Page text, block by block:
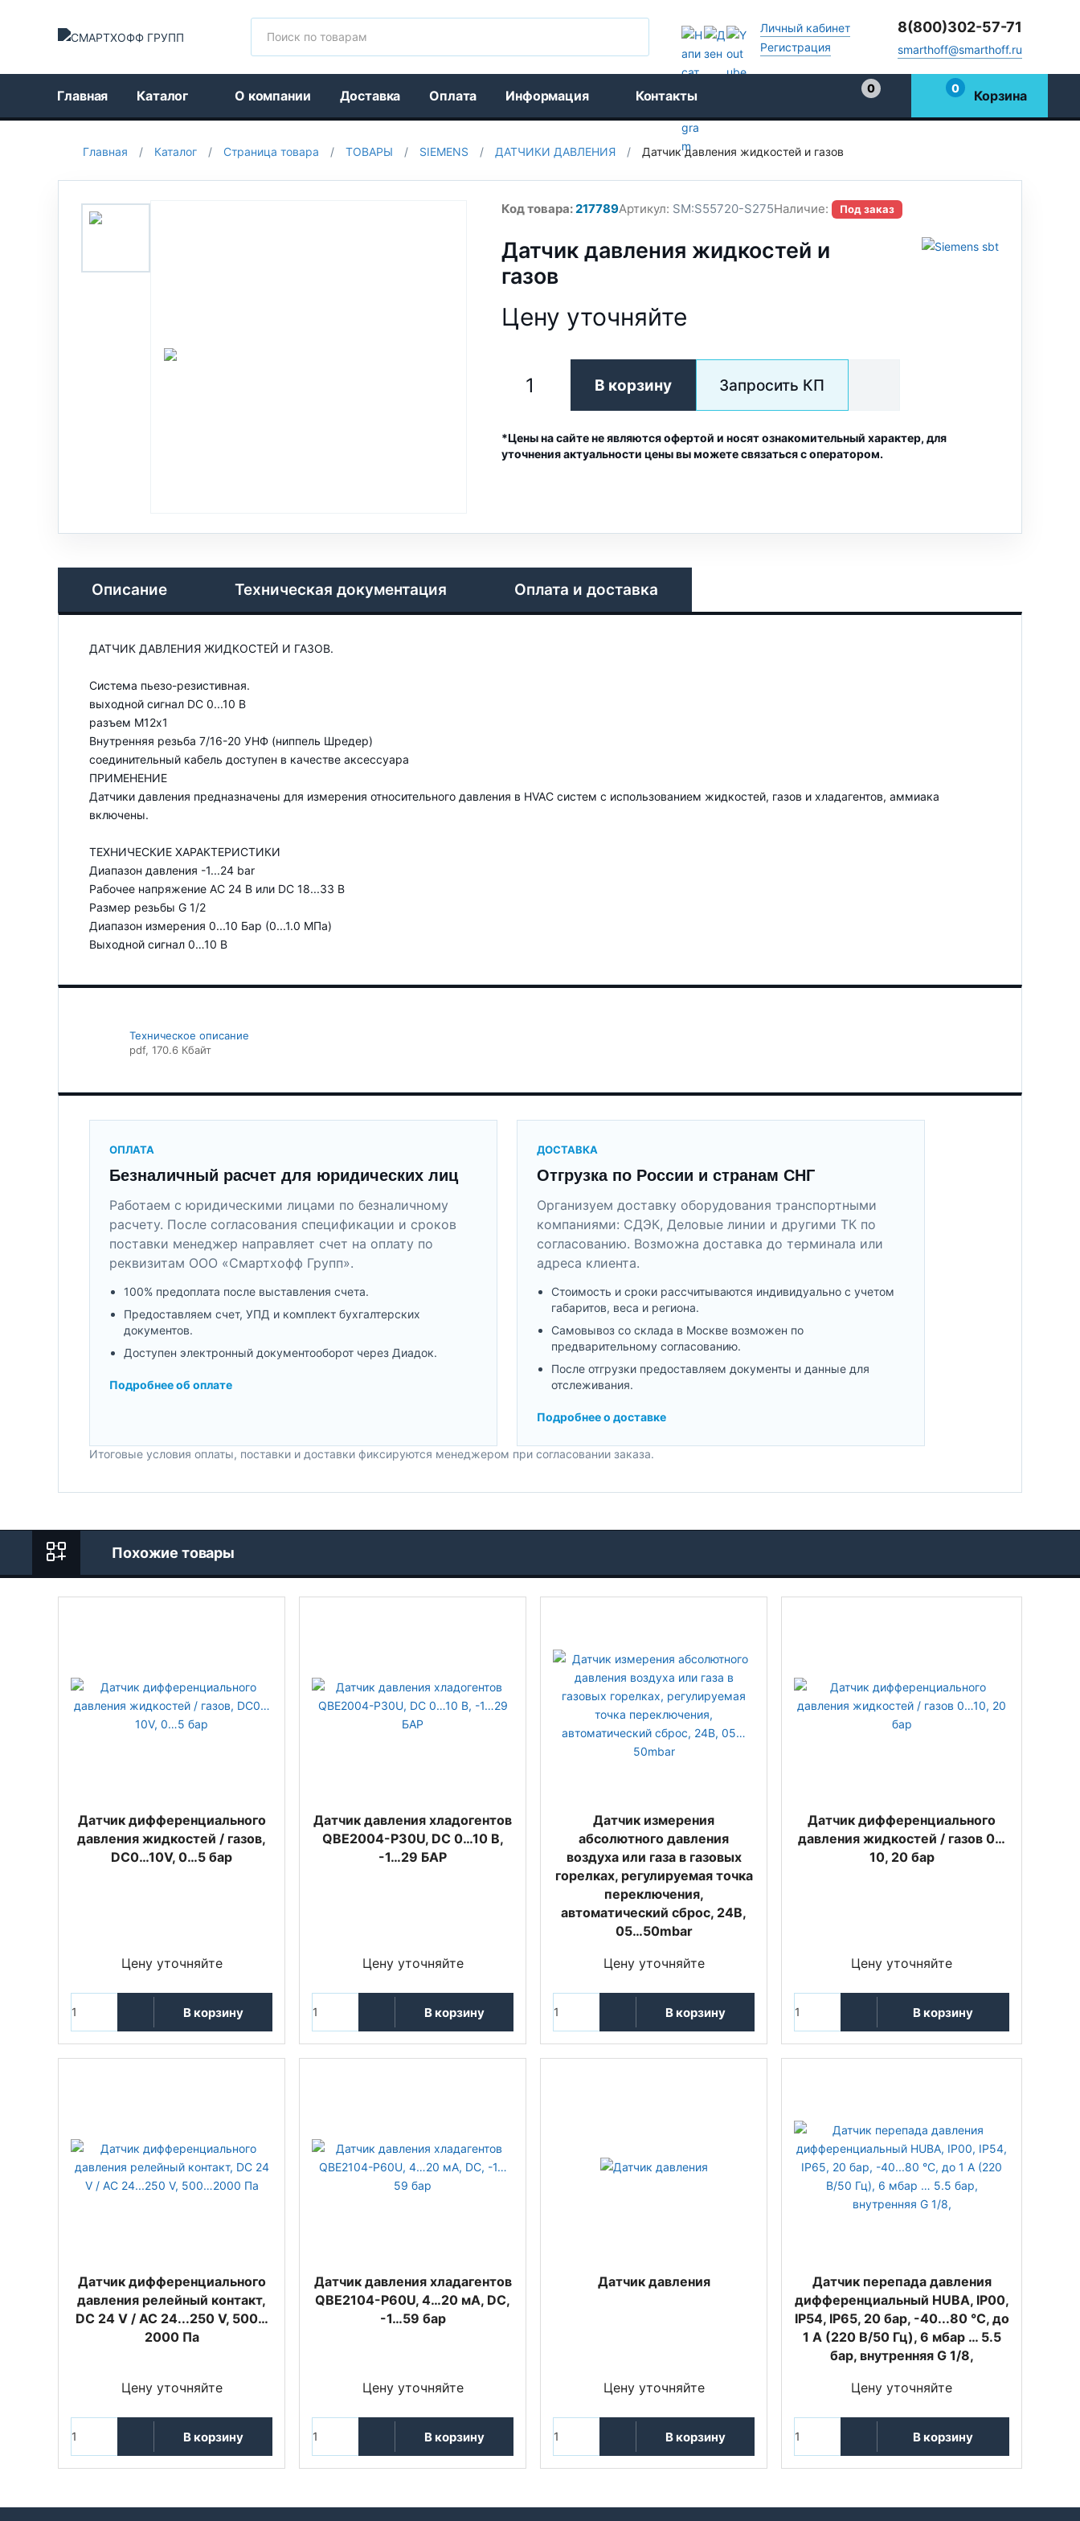
Личный кабинет
Регистрация
8(800)302-57-71
smarthoff@smarthoff.ru
Главная Каталог О компании Доставка Оплата Информация Контакты
0
0 Корзина
Главная / Каталог / Страница товара / ТОВАРЫ / SIEMENS / ДАТЧИКИ ДАВЛЕНИЯ / Датчик давления жидкостей и газов
Код товара:217789Артикул: SM:S55720-S275Наличие: Под заказ
Датчик давления жидкостей и
газов
Цену уточняйте
В корзину Запросить КП
*Цены на сайте не являются офертой и носят ознакомительный характер, для
уточнения актуальности цены вы можете связаться с оператором.
Описание Техническая документация Оплата и доставка
ДАТЧИК ДАВЛЕНИЯ ЖИДКОСТЕЙ И ГАЗОВ.
Система пьезо-резистивная.
выходной сигнал DC 0...10 В
разъем М12х1
Внутренняя резьба 7/16-20 УНФ (ниппель Шредер)
соединительный кабель доступен в качестве аксессуара
ПРИМЕНЕНИЕ
Датчики давления предназначены для измерения относительного давления в HVAC систем с использованием жидкостей, газов и хладагентов, аммиака
включены.
ТЕХНИЧЕСКИЕ ХАРАКТЕРИСТИКИ
Диапазон давления -1...24 bar
Рабочее напряжение АС 24 В или DC 18...33 В
Размер резьбы G 1/2
Диапазон измерения 0...10 Бар (0...1.0 МПа)
Выходной сигнал 0…10 В
Техническое описание
pdf, 170.6 Кбайт
ОПЛАТА
Безналичный расчет для юридических лиц
Работаем с юридическими лицами по безналичному
расчету. После согласования спецификации и сроков
поставки менеджер направляет счет на оплату по
реквизитам ООО «Смартхофф Групп».
100% предоплата после выставления счета.
Предоставляем счет, УПД и комплект бухгалтерских
документов.
Доступен электронный документооборот через Диадок.
Подробнее об оплате
ДОСТАВКА
Отгрузка по России и странам СНГ
Организуем доставку оборудования транспортными
компаниями: СДЭК, Деловые линии и другими ТК по
согласованию. Возможна доставка до терминала или
адреса клиента.
Стоимость и сроки рассчитываются индивидуально с учетом
габаритов, веса и региона.
Самовывоз со склада в Москве возможен по
предварительному согласованию.
После отгрузки предоставляем документы и данные для
отслеживания.
Подробнее о доставке
Итоговые условия оплаты, поставки и доставки фиксируются менеджером при согласовании заказа.
Похожие товары
Датчик дифференциального
давления жидкостей / газов,
DC0…10V, 0…5 бар
Цену уточняйте
В корзину
Датчик давления хладогентов
QBE2004-P30U, DC 0…10 В,
-1…29 БАР
Цену уточняйте
В корзину
Датчик измерения
абсолютного давления
воздуха или газа в газовых
горелках, регулируемая точка
переключения,
автоматический сброс, 24В,
05…50mbar
Цену уточняйте
В корзину
Датчик дифференциального
давления жидкостей / газов 0…
10, 20 бар
Цену уточняйте
В корзину
Датчик дифференциального
давления релейный контакт,
DC 24 V / AC 24...250 V, 500…
2000 Па
Цену уточняйте
В корзину
Датчик давления хладагентов
QBE2104-P60U, 4…20 мА, DC,
-1…59 бар
Цену уточняйте
В корзину
Датчик давления
Цену уточняйте
В корзину
Датчик перепада давления
дифференциальный HUBA, IP00,
IP54, IP65, 20 бар, -40...80 °C, до
1 А (220 В/50 Гц), 6 мбар … 5.5
бар, внутренняя G 1/8,
Цену уточняйте
В корзину